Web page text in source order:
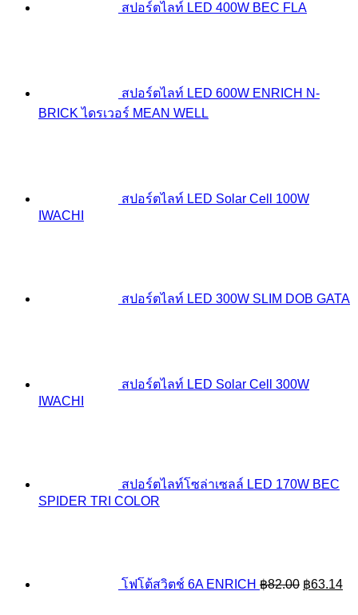
สปอร์ตไลท์ LED 400W BEC FLA
สปอร์ตไลท์ LED 600W ENRICH N-
BRICK ไดรเวอร์ MEAN WELL
สปอร์ตไลท์ LED Solar Cell 100W
IWACHI
สปอร์ตไลท์ LED 300W SLIM DOB GATA
สปอร์ตไลท์ LED Solar Cell 300W
IWACHI
สปอร์ตไลท์โซล่าเซลล์ LED 170W BEC
SPIDER TRI COLOR
โฟโต้สวิตช์ 6A ENRICH ฿82.00 ฿63.14